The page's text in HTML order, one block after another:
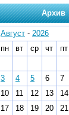
Архив
Август - 2026
пн
вт ср чт пт
3
4 5 6 7
10
11 12 13 14
17
18 19 20 21